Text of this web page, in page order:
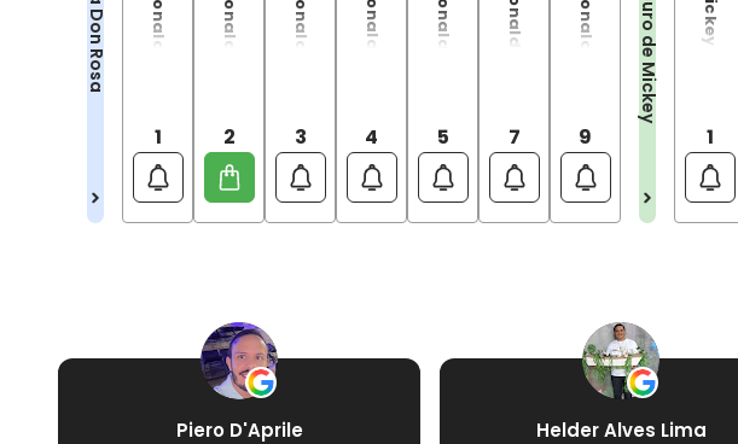
1 2 3 4 5 7 9 1
Piero D'Aprile Helder Alves Lima